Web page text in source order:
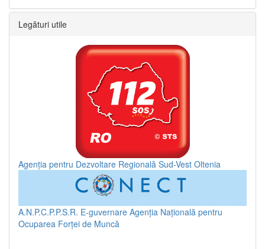
Legături utile
Agenția pentru Dezvoltare Regională Sud-Vest Oltenia
A.N.P.C.P.P.S.R. E-guvernare Agenția Națională pentru
Ocuparea Forței de Muncă